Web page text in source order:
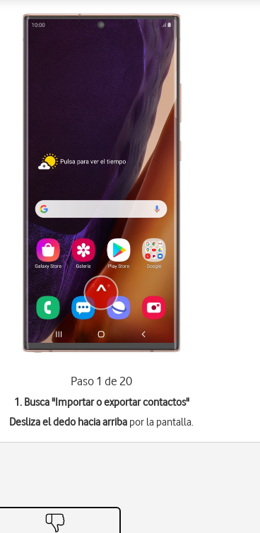
Paso 1 de 20
1. Busca "Importar o exportar contactos"
Desliza el dedo hacia arriba por la pantalla.